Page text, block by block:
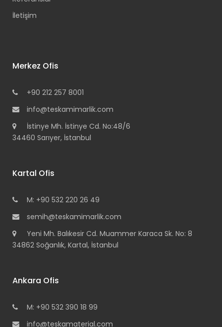
İletişim
Merkez Ofis
+90 212 257 8001
info@teskamimarlik.com
İstinye Mh. İstinye Cd. No:48/6
34460 Sarıyer, İstanbul
Kartal Ofis
M: +90 532 220 26 49
semih@teskamimarlik.com
Yeni Mh. Balıkesir Cd. Muammer Karaca Sk. No: 8
34862 Soğanlık, Kartal, İstanbul
Ankara Ofis
M: +90 532 390 18 99
info@teskamaterial.com